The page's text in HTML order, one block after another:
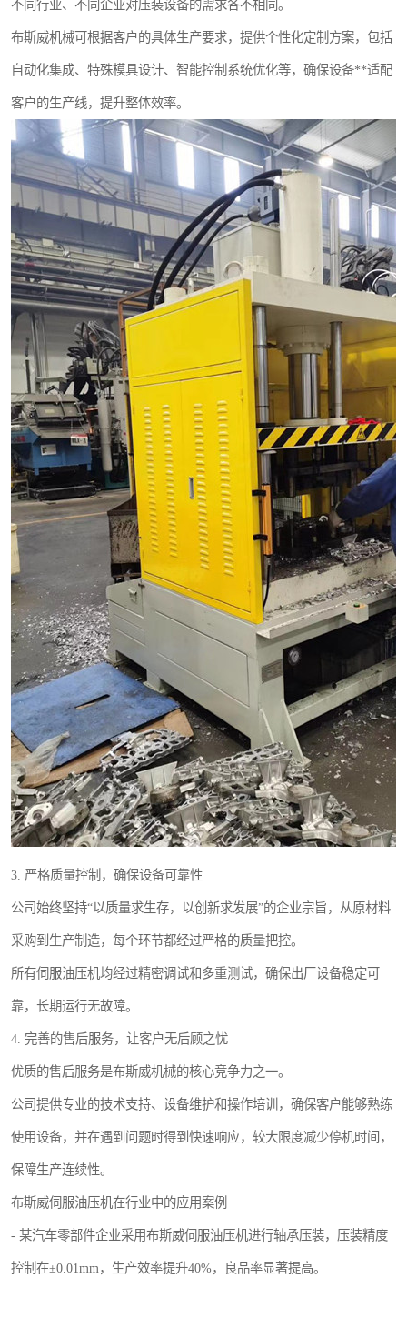
不同行业、不同企业对压装设备的需求各不相同。
布斯威机械可根据客户的具体生产要求，提供个性化定制方案，包括
自动化集成、特殊模具设计、智能控制系统优化等，确保设备**适配
客户的生产线，提升整体效率。
3. 严格质量控制，确保设备可靠性
公司始终坚持“以质量求生存，以创新求发展”的企业宗旨，从原材料
采购到生产制造，每个环节都经过严格的质量把控。
所有伺服油压机均经过精密调试和多重测试，确保出厂设备稳定可
靠，长期运行无故障。
4. 完善的售后服务，让客户无后顾之忧
优质的售后服务是布斯威机械的核心竞争力之一。
公司提供专业的技术支持、设备维护和操作培训，确保客户能够熟练
使用设备，并在遇到问题时得到快速响应，较大限度减少停机时间，
保障生产连续性。
布斯威伺服油压机在行业中的应用案例
- 某汽车零部件企业采用布斯威伺服油压机进行轴承压装，压装精度
控制在±0.01mm，生产效率提升40%，良品率显著提高。